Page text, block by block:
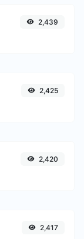
2,439
2,425
2,420
2,417